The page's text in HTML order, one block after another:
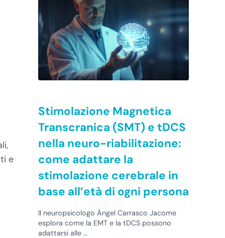
e
Stimolazione Magnetica
Transcranica (SMT) e tDCS
nella neuro-riabilitazione:
come adattare la
stimolazione cerebrale in
base all’età di ogni persona
Il neuropsicologo Ángel Carrasco Jacome
esplora come la EMT e la tDCS possono
adattarsi alle …